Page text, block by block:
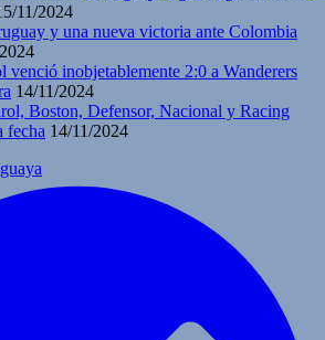
11/2024
y una nueva victoria ante Colombia
venció inobjetablemente 2:0 a Wanderers
14/11/2024
Boston, Defensor, Nacional y Racing
fecha 14/11/2024